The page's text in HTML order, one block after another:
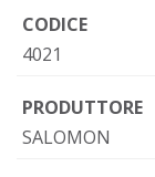
CODICE
4021
PRODUTTORE
SALOMON